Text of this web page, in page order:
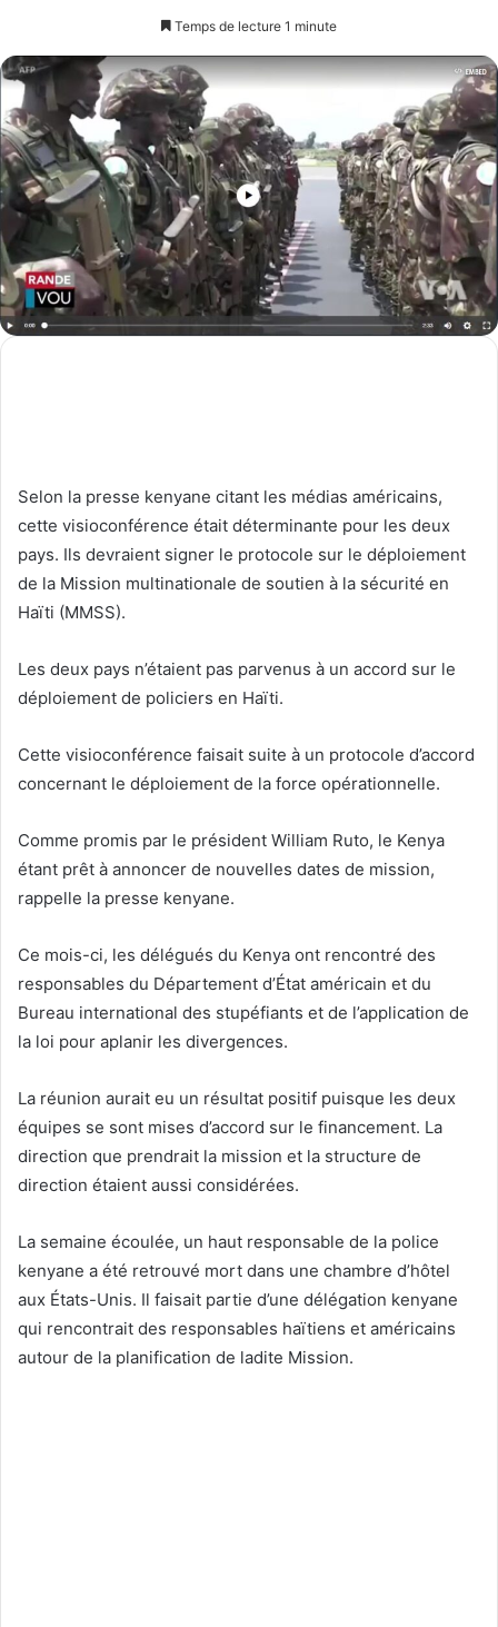
un
Temps de lecture 1 minute
Selon la presse kenyane citant les médias américains,
cette visioconférence était déterminante pour les deux
pays. Ils devraient signer le protocole sur le déploiement
de la Mission multinationale de soutien à la sécurité en
Haïti (MMSS).
Les deux pays n’étaient pas parvenus à un accord sur le
déploiement de policiers en Haïti.
Cette visioconférence faisait suite à un protocole d’accord
concernant le déploiement de la force opérationnelle.
Comme promis par le président William Ruto, le Kenya
étant prêt à annoncer de nouvelles dates de mission,
rappelle la presse kenyane.
Ce mois-ci, les délégués du Kenya ont rencontré des
responsables du Département d’État américain et du
Bureau international des stupéfiants et de l’application de
la loi pour aplanir les divergences.
La réunion aurait eu un résultat positif puisque les deux
équipes se sont mises d’accord sur le financement. La
direction que prendrait la mission et la structure de
direction étaient aussi considérées.
La semaine écoulée, un haut responsable de la police
kenyane a été retrouvé mort dans une chambre d’hôtel
aux États-Unis. Il faisait partie d’une délégation kenyane
qui rencontrait des responsables haïtiens et américains
autour de la planification de ladite Mission.